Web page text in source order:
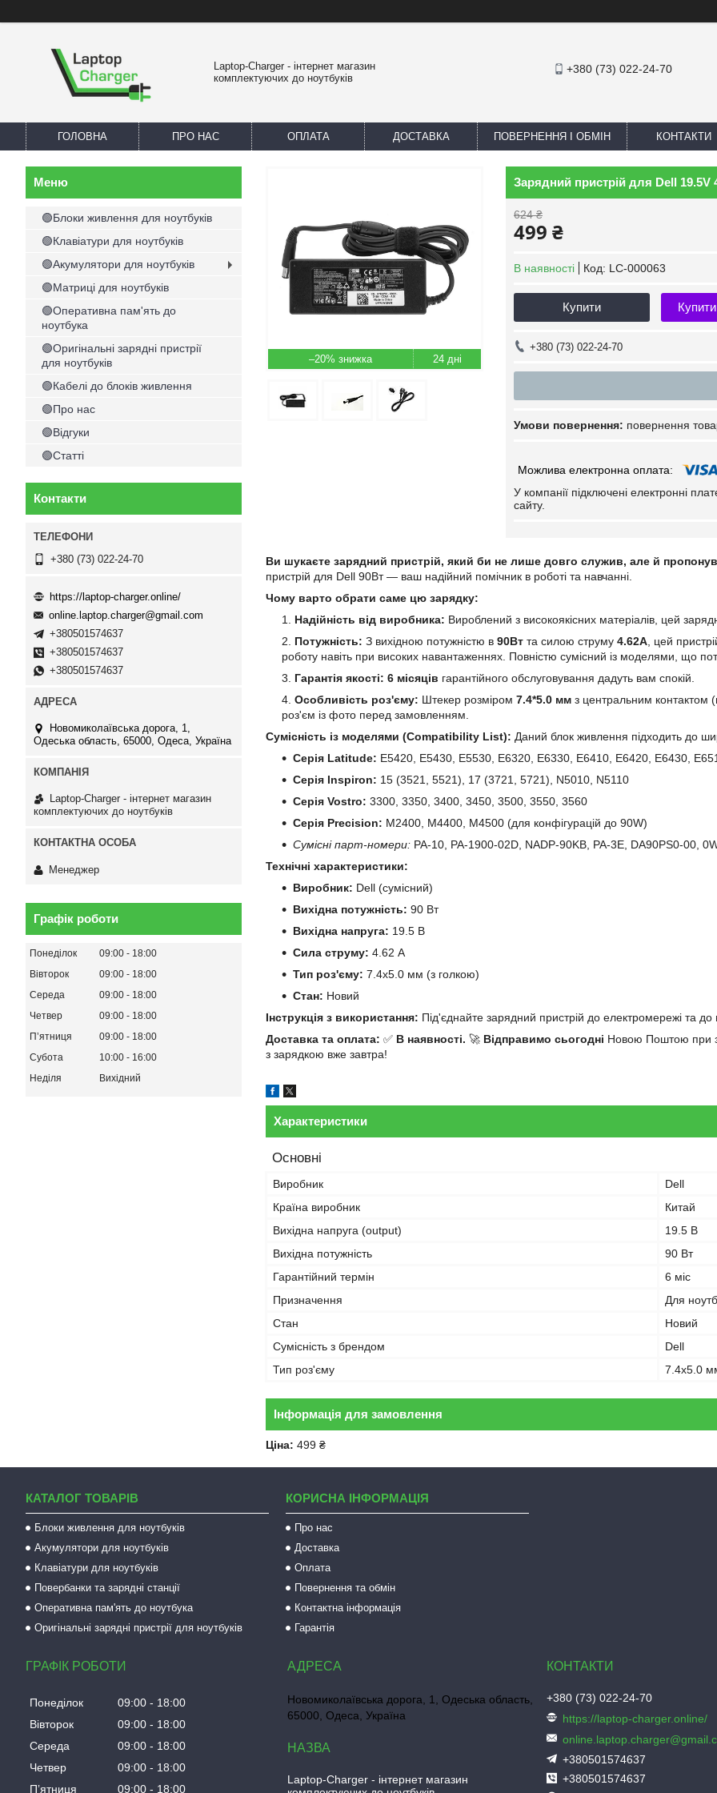
Laptop-Charger - інтернет магазин
комплектуючих до ноутбуків
+380 (73) 022-24-70
ГОЛОВНА ПРО НАС ОПЛАТА ДОСТАВКА ПОВЕРНЕННЯ І ОБМІН КОНТАКТИ
–20% 24 дні
Зарядний пристрій для Dell 19.5V
624 ₴
499 ₴
В наявності Код: LC-000063
Купити
+380 (73) 022-24-70
повернення
У компанії підключені електронні
сайту.
Ви шукаєте зарядний пристрій, який би не лише довго служив, але й
пристрій для Dell 90Вт — ваш надійний помічник в роботі та навчанні.
Чому варто обрати саме цю зарядку:
Надійність від виробника: Вироблений з високоякісних матеріалів, цей
Потужність: З вихідною потужністю в 90Вт та силою струму 4.62А , цей
роботу навіть при високих навантаженнях. Повністю сумісний із моделями, що
Гарантія якості: 6 місяців гарантійного обслуговування дадуть вам спокій.
Особливість роз'єму: Штекер розміром 7.4*5.0 мм з центральним контактом (
роз'єм із фото перед замовленням.
Сумісність із моделями (Compatibility List): Даний блок живлення підходить до
Серія Latitude: E5420, E5430, E5530, E6320, E6330, E6410, E6420, E6430,
Серія Inspiron: 15 (3521, 5521), 17 (3721, 5721), N5010, N5110
Серія Vostro: 3300, 3350, 3400, 3450, 3500, 3550, 3560
Серія Precision: M2400, M4400, M4500 (для конфігурацій до 90W)
Сумісні парт-номери: PA-10, PA-1900-02D, NADP-90KB, PA-3E, DA90PS0-00,
Технічні характеристики:
Виробник: Dell (сумісний)
Вихідна потужність: 90 Вт
Вихідна напруга: 19.5 В
Сила струму: 4.62 А
Тип роз'єму: 7.4x5.0 мм (з голкою)
Стан: Новий
Інструкція з використання: Під'єднайте зарядний пристрій до електромережі та
Доставка та оплата: ✅ В наявності. 🚀 Відправимо сьогодні Новою Поштою при
з зарядкою вже завтра!
Характеристики
Основні
Виробник
Dell
Країна виробник
Китай
Вихідна напруга (output)
19.5 В
Вихідна потужність
90 Вт
Гарантійний термін
6 міс
Призначення
Для
Стан
Новий
Сумісність з брендом
Dell
Тип роз'єму
7.4x5.0
Інформація для замовлення
Ціна: 499 ₴
🟢Блоки живлення для ноутбуків
🟢Клавіатури для ноутбуків
🟢Акумулятори для ноутбуків
🟢Матриці для ноутбуків
🟢Оперативна пам'ять до
ноутбука
🟢Оригінальні зарядні пристрії
для ноутбуків
🟢Кабелі до блоків живлення
🟢Про нас
🟢Відгуки
🟢Статті
Контакти
+380 (73) 022-24-70
https://laptop-charger.online/
online.laptop.charger@gmail.com
+380501574637
+380501574637
+380501574637
Новомиколаївська дорога, 1,
Одеська область, 65000, Одеса, Україна
Laptop-Charger - інтернет магазин
комплектуючих до ноутбуків
Менеджер
Графік роботи
Понеділок 09:00
18:00
Вівторок
09:00
18:00
Середа
09:00
18:00
Четвер
09:00
18:00
Пʼятниця
09:00
18:00
Субота
10:00
16:00
Неділя
Вихідний
КАТАЛОГ ТОВАРІВ
Блоки живлення для ноутбуків
Акумулятори для ноутбуків
Клавіатури для ноутбуків
Повербанки та зарядні станції
Оперативна пам'ять до ноутбука
Оригінальні зарядні пристрії для ноутбуків
КОРИСНА ІНФОРМАЦІЯ
Про нас
Доставка
Оплата
Повернення та обмін
Контактна інформація
Гарантія
ГРАФІК РОБОТИ
Понеділок 09:00
18:00
Вівторок
09:00
18:00
Середа
09:00
18:00
Четвер
09:00
18:00
Пʼятниця
09:00 18:00
Новомиколаївська дорога, 1, Одеська область,
65000, Одеса, Україна
Laptop-Charger - інтернет магазин
+380 (73) 022-24-70
https://laptop-charger.online/
+380501574637
+380501574637